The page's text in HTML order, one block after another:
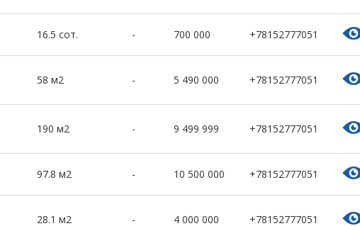
16.5 сот. - 700 000 +78152777051
58 м2 - 5 490 000 +78152777051
190 м2 - 9 499 999 +78152777051
97.8 м2 - 10 500 000 +78152777051
28.1 м2 - 4 000 000 +78152777051